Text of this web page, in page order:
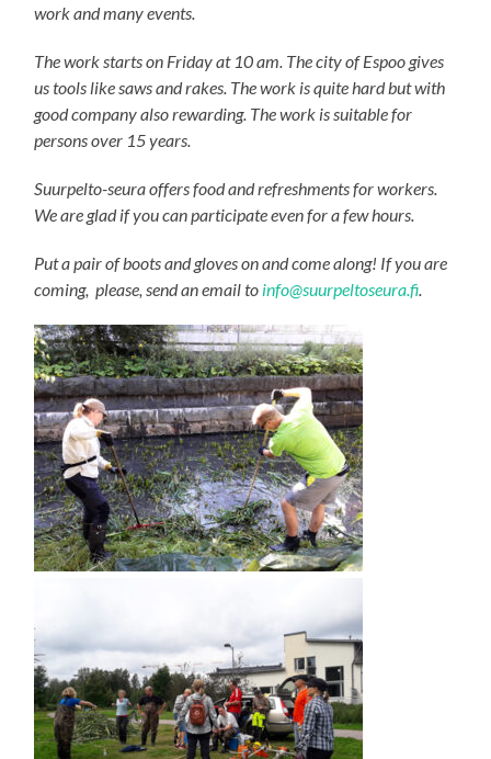
work and many events.
The work starts on Friday at 10 am. The city of Espoo gives
us tools like saws and rakes. The work is quite hard but with
good company also rewarding. The work is suitable for
persons over 15 years.
Suurpelto-seura offers food and refreshments for workers.
We are glad if you can participate even for a few hours.
Put a pair of boots and gloves on and come along! If you are
coming, please, send an email to info@suurpeltoseura.fi